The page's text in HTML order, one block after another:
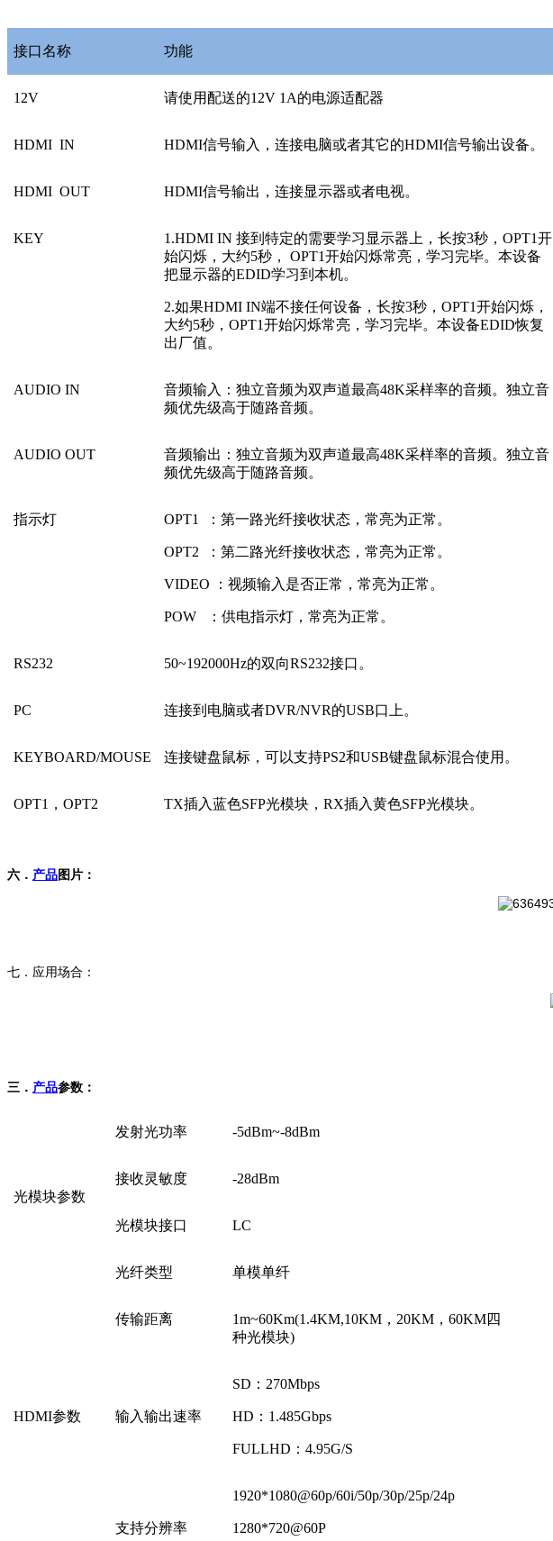
接口名称 功能
12V 请使用配送的12V 1A的电源适配器
HDMI IN HDMI信号输入，连接电脑或者其它的HDMI信号输出设备。
HDMI OUT HDMI信号输出，连接显示器或者电视。
KEY
1.HDMI IN 接到特定的需要学习显示器上，长按3秒，OPT1开
始闪烁，大约5秒， OPT1开始闪烁常亮，学习完毕。本设备
把显示器的EDID学习到本机。
2.如果HDMI IN端不接任何设备，长按3秒，OPT1开始闪烁，
大约5秒，OPT1开始闪烁常亮，学习完毕。本设备EDID恢复
出厂值。
AUDIO IN
音频输入：独立音频为双声道最高48K采样率的音频。独立音
频优先级高于随路音频。
AUDIO OUT
音频输出：独立音频为双声道最高48K采样率的音频。独立音
频优先级高于随路音频。
指示灯 OPT1 ：第一路光纤接收状态，常亮为正常。
OPT2 ：第二路光纤接收状态，常亮为正常。
VIDEO ：视频输入是否正常，常亮为正常。
POW ：供电指示灯，常亮为正常。
RS232 50~192000Hz的双向RS232接口。
PC 连接到电脑或者DVR/NVR的USB口上。
KEYBOARD/MOUSE 连接键盘鼠标，可以支持PS2和USB键盘鼠标混合使用。
OPT1，OPT2 TX插入蓝色SFP光模块，RX插入黄色SFP光模块。
六． 产品图片：
七．应用场合：
三． 产品参数：
光模块参数
发射光功率 -5dBm~-8dBm
接收灵敏度 -28dBm
光模块接口 LC
光纤类型 单模单纤
传输距离
1m~60Km(1.4KM,10KM，20KM，60KM四
种光模块)
HDMI参数 输入输出速率
SD：270Mbps
HD：1.485Gbps
FULLHD：4.95G/S
支持分辨率
1920*1080@60p/60i/50p/30p/25p/24p
1280*720@60P